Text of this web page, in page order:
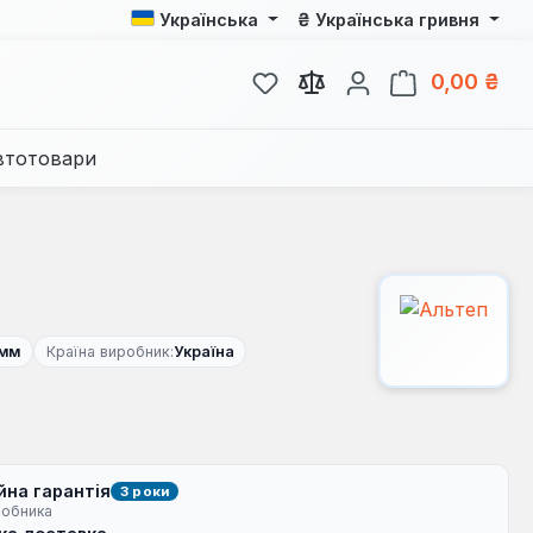
Українська ₴ Українська гривня
У вас є 0 у списку бажань
0,00 ₴
Країна виробник:Україна
гарантія 3 роки